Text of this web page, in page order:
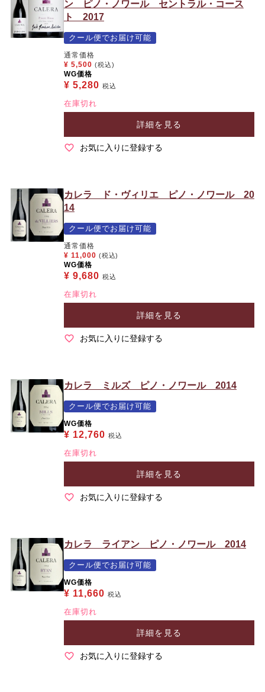
ン ピノ・ノワール セントラル・コース
ト 2017
クール便でお届け可能
通常価格
¥ 5,500 (税込)
WG価格
¥ 5,280 税込
在庫切れ
詳細を見る
お気に入りに登録する
カレラ ド・ヴィリエ ピノ・ノワール 20
14
クール便でお届け可能
通常価格
¥ 11,000 (税込)
WG価格
¥ 9,680 税込
在庫切れ
詳細を見る
お気に入りに登録する
カレラ ミルズ ピノ・ノワール 2014
クール便でお届け可能
WG価格
¥ 12,760 税込
在庫切れ
詳細を見る
お気に入りに登録する
カレラ ライアン ピノ・ノワール 2014
クール便でお届け可能
WG価格
¥ 11,660 税込
在庫切れ
詳細を見る
お気に入りに登録する